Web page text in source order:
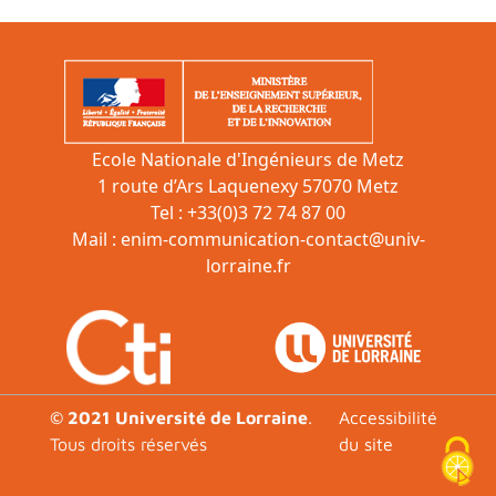
Ecole Nationale d'Ingénieurs de Metz
1 route d’Ars Laquenexy 57070 Metz
Tel : +33(0)3 72 74 87 00
Mail : enim-communication-contact@univ-
lorraine.fr
© 2021 Université de Lorraine.
Tous droits réservés
Footer
Accessibilité
du site